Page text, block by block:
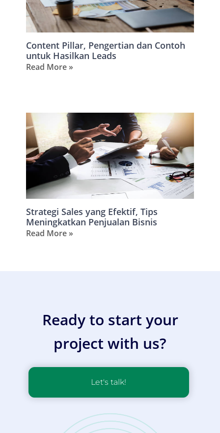
Content Pillar, Pengertian dan Contoh
untuk Hasilkan Leads
Read More »
Strategi Sales yang Efektif, Tips
Meningkatkan Penjualan Bisnis
Read More »
Ready to start your
project with us?
Let's talk!